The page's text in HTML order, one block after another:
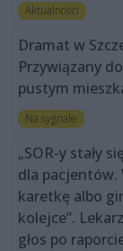
Aktualności
Dramat w
Przywiązany
pustym
Na sygnale
„SOR-y stały
dla pacjentów.
karetkę albo
kolejce”.
głos po